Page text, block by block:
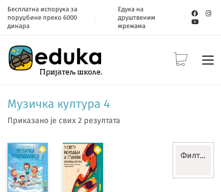
Бесплатна испорука за
поруџбине преко 6000
динара
Едука на
друштвеним
мрежама
Музичка култура 4
Приказано је свих 2 резултата
Филтери